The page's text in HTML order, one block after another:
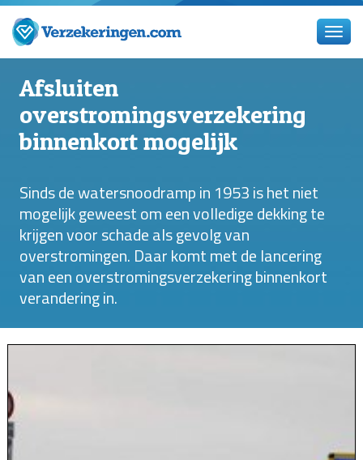
Afsluiten
overstromingsverzekering
binnenkort mogelijk
Sinds de watersnoodramp in 1953 is het niet
mogelijk geweest om een volledige dekking te
krijgen voor schade als gevolg van
overstromingen. Daar komt met de lancering
van een overstromingsverzekering binnenkort
verandering in.